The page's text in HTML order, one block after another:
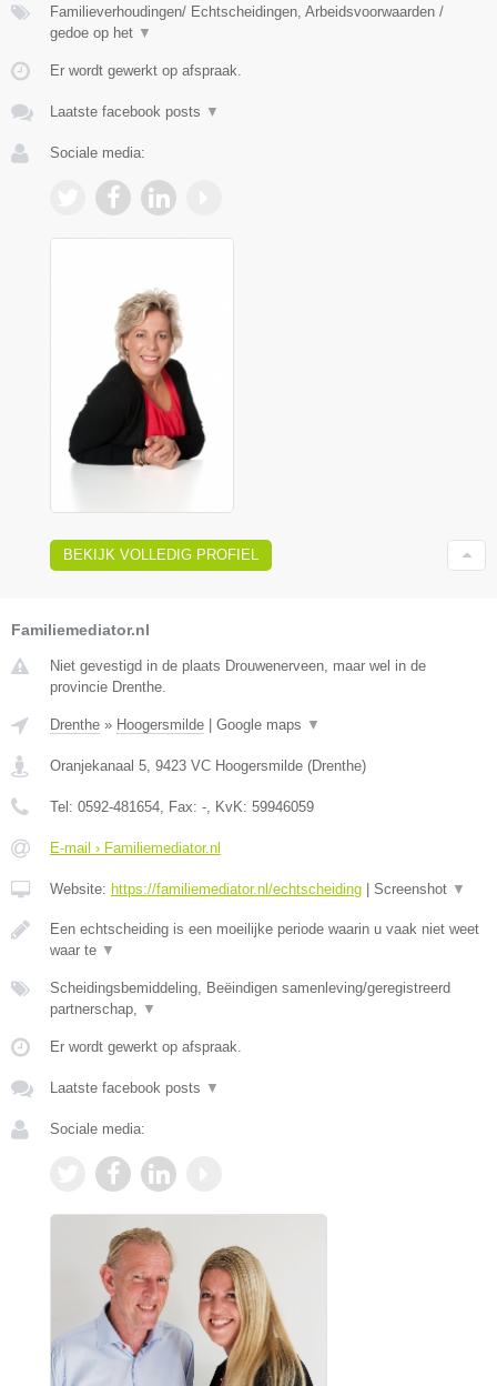
Familieverhoudingen/ Echtscheidingen, Arbeidsvoorwaarden /
gedoe op het ▼
Er wordt gewerkt op afspraak.
Laatste facebook posts ▼
Sociale media:
BEKIJK VOLLEDIG PROFIEL
Familiemediator.nl
Niet gevestigd in de plaats Drouwenerveen, maar wel in de
provincie Drenthe.
Drenthe » Hoogersmilde Google maps ▼
Oranjekanaal 5, 9423 VC Hoogersmilde (Drenthe)
Tel: 0592-481654, Fax: -, KvK: 59946059
E-mail › Familiemediator.nl
Website: https://familiemediator.nl/echtscheiding Screenshot ▼
Een echtscheiding is een moeilijke periode waarin u vaak niet weet
waar te ▼
Scheidingsbemiddeling, Beëindigen samenleving/geregistreerd
partnerschap, ▼
Er wordt gewerkt op afspraak.
Laatste facebook posts ▼
Sociale media: